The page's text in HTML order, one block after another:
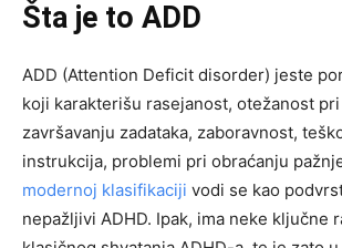
Šta je to ADD
ADD (Attention Deficit disorder) jeste
koji karakterišu rasejanost, otežanost
završavanju zadataka, zaboravnost,
instrukcija, problemi pri obraćanju
modernoj klasifikaciji vodi se kao
nepažljivi ADHD. Ipak, ima neke ključne